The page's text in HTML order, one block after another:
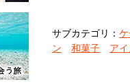
サブカテゴリ：
ン
和菓子 ア